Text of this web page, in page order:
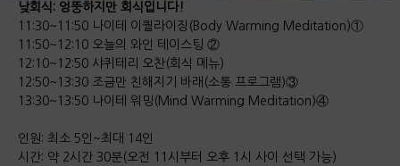
낮회식: 엉뚱하지만 회식입니다!
11:30~11:50 나이테 이퀄라이징(Body Warming Meditation)①
11:50~12:10 오늘의 와인 테이스팅 ②
12:10~12:50 샤퀴테리 오찬(회식 메뉴)
12:50~13:30 조금만 친해지기 바래(소통 프로그램)③
13:30~13:50 나이테 워밍(Mind Warming Meditation)④
인원: 최소 5인~최대 14인
시간: 약 2시간 30분(오전 11시부터 오후 1시 사이 선택 가능)